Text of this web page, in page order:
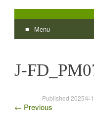
幕別町
ホールで行われる
Menu
content
J-
Published 2025年
← Previous